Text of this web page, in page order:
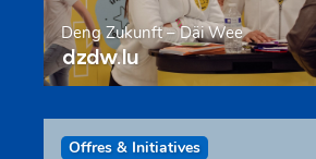
Deng Zukunft – Däi Wee
dzdw.lu
Offres & Initiatives